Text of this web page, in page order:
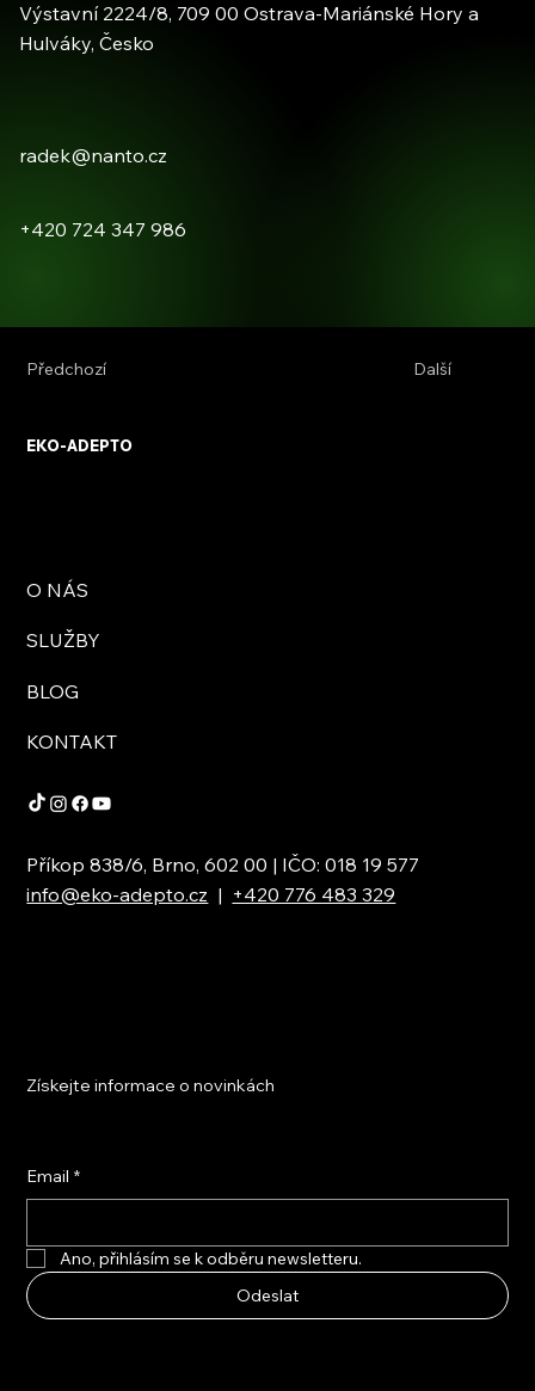
Další
Předchozí
+420 724 347 986
Výstavní 2224/8, 709 00 Ostrava-Mariánské Hory a
Hulváky, Česko
radek@nanto.cz
EKO-ADEPTO
O NÁS
SLUŽBY
BLOG
KONTAKT
Příkop 838/6, Brno, 602 00 | IČO: 018 19 577
info@eko-adepto.cz | +420 776 483 329
Získejte informace o novinkách
Email *
Ano, přihlásím se k odběru newsletteru.
Odeslat